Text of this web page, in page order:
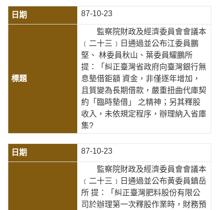
87-10-23
監察院財政及經濟委員會會議本
﹝二十三﹞日通過並公布江委員鵬
堅、 林委員秋山、葉委員耀鵬所
提：「糾正臺灣省政府向臺灣銀行無
息墊借鉅額 資金，非僅逐年增加，
且質變為長期借款，嚴重扭曲代庫契
約「臨時墊借」 之精神；另其釋股
收入，未依規定程序，辦理納入省庫
集?
87-10-23
監察院財政及經濟委員會會議本
﹝二十三﹞日通過並公布黃委員鎮岳
所 提：「糾正臺灣肥料股份有限公
司於辦理第一次釋股作業時，財務預